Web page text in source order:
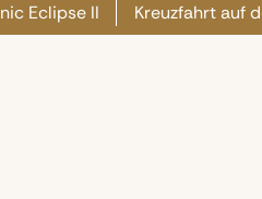
Eclipse II Kreuzfahrt auf